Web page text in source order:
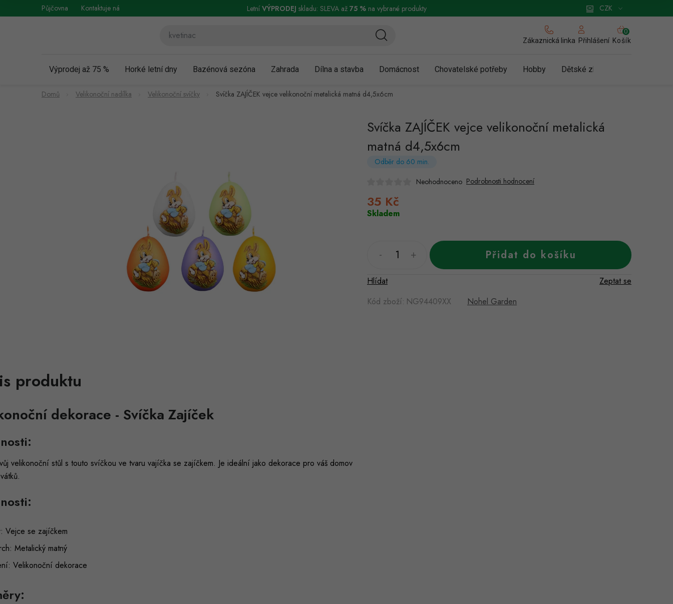
na
Půjčovna Kontaktuje nás Vrácení a reklamace Podmínky ochrany osobních údajů Obchodní podmínky pro podnikatele Zásady používání cookies
CZK
LetníVÝPRODEJ skladu: SLEVA až 75 %na vybrané produkty
Zákaznická linka Přihlášení
NÁKUPNÍ
KOŠÍK
Košík
Výprodej až 75 % Horké letní dny Bazénová sezóna Zahrada Dílna a stavba Domácnost Chovatelské potřeby Hobby Dětské zboží a hračky
Domů Velikonoční nadílka Velikonoční svíčky Svíčka ZAJÍČEK vejce velikonoční metalická matná d4,5x6cm
Svíčka ZAJÍČEK vejce velikonoční metalická
matná d4,5x6cm
Odběr do 60 min.
Neohodnoceno Podrobnosti hodnocení
35 Kč
cena:
Skladem
Přidat do košíku
Kód zboží: NG94409XX Nohel Garden
Zeptat se
Hlídat
produktu
dekorace - Svíčka Zajíček
velikonoční stůl s touto svíčkou ve tvaru vajíčka se zajíčkem. Je ideální jako dekorace pro váš domov
Vejce se zajíčkem
Metalický matný
Velikonoční dekorace